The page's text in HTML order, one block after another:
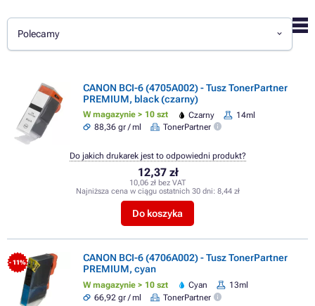
Polecamy
CANON BCI-6 (4705A002) - Tusz TonerPartner
PREMIUM, black (czarny)
W magazynie > 10 szt Czarny
14ml
88,36 gr / ml
TonerPartner
12,37 zł
10,06 zł bez VAT
Najniższa cena w ciągu ostatnich 30 dni: 8,44 zł
Do koszyka
Do jakich drukarek jest to odpowiedni produkt?
- 11%
CANON BCI-6 (4706A002) - Tusz TonerPartner
PREMIUM, cyan
W magazynie > 10 szt Cyan
13ml
66,92 gr / ml
TonerPartner